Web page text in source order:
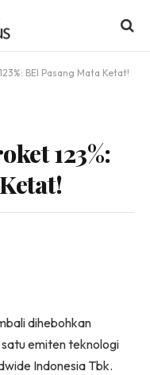
BEI Pasang Mata Ketat!
123%:
dihebohkan
emiten teknologi
Indonesia Tbk.